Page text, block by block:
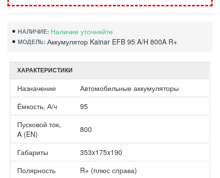
НАЛИЧИЕ: Наличие уточняйте
МОДЕЛЬ: Аккумулятор Kainar EFB 95 A/H 800A R+
ХАРАКТЕРИСТИКИ
Назначение
Автомобильные аккумуляторы
Ёмкость, А/ч
95
Пусковой ток,
A (EN)
800
Габариты
353x175x190
Полярность
R+ (плюс справа)